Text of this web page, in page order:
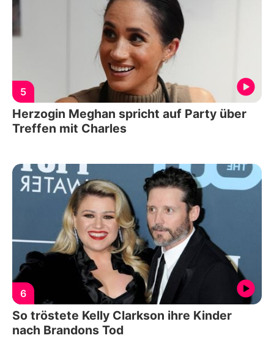
5
Herzogin Meghan spricht auf Party über
Treffen mit Charles
6
So tröstete Kelly Clarkson ihre Kinder
nach Brandons Tod